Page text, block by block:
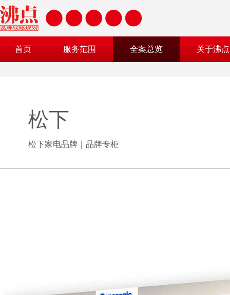
首页 服务范围 全案总览 关于沸点
松下
松下家电品牌｜品牌专柜